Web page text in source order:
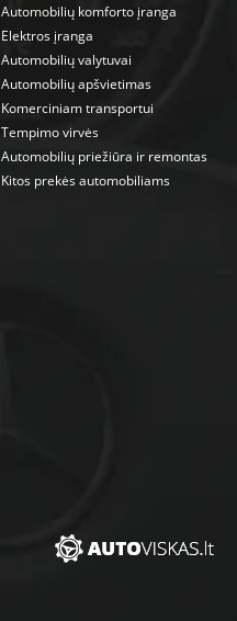
Automobilių komforto įranga
Elektros įranga
Automobilių valytuvai
Automobilių apšvietimas
Komerciniam transportui
Tempimo virvės
Automobilių priežiūra ir remontas
Kitos prekės automobiliams